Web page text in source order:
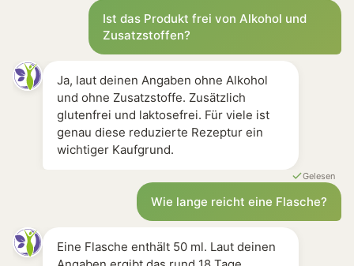
Ist das Produkt frei von Alkohol und
Zusatzstoffen?
Ja, laut deinen Angaben ohne Alkohol
und ohne Zusatzstoffe. Zusätzlich
glutenfrei und laktosefrei. Für viele ist
genau diese reduzierte Rezeptur ein
wichtiger Kaufgrund.
Gelesen
Wie lange reicht eine Flasche?
Eine Flasche enthält 50 ml. Laut deinen